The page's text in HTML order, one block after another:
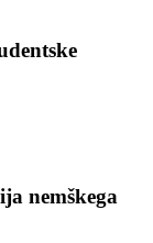
nemškega